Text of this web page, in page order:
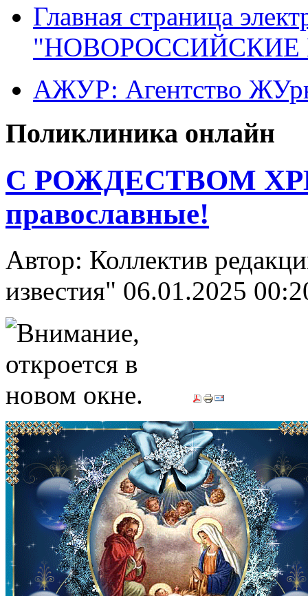
Главная страница
"НОВОРОССИЙСКИЕ
АЖУР: Агентство
Поликлиника онлайн
С РОЖДЕСТВОМ
православные!
Автор: Коллектив
известия" 06.01.2025